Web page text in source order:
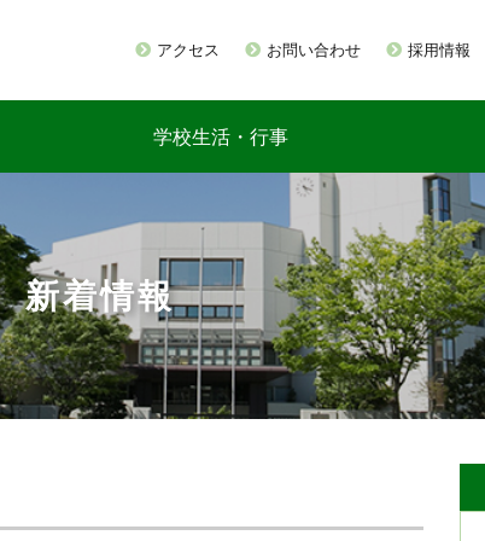
アクセス お問い合わせ 採用情報
学校生活・行事
新着情報